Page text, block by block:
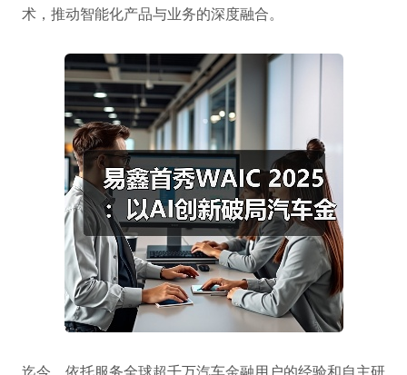
术，推动智能化产品与业务的深度融合。